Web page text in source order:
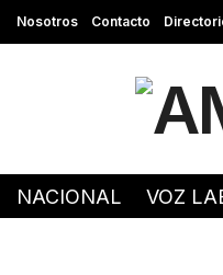
Nosotros Contacto
NACIONAL VOZ